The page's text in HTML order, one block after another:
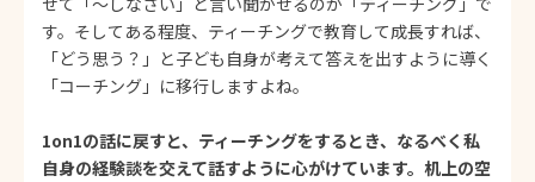
す。そしてある程度、ティーチングで教育して成長すれば、
「どう思う？」と子ども自身が考えて答えを出すように導く
「コーチング」に移行しますよね。
1on1の話に戻すと、ティーチングをするとき、なるべく私
自身の経験談を交えて話すように心がけています。机上の空